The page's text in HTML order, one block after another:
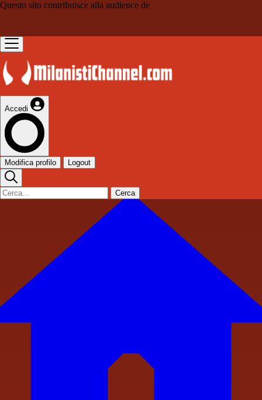
Questo sito contribuisce alla audience de
Accedi
Modifica profilo Logout
Cerca